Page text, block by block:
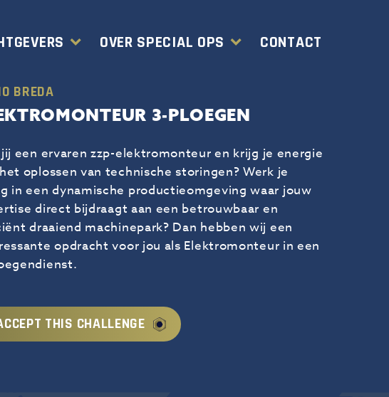
OVER SPECIAL OPS CONTACT
BREDA
3-PLOEGEN
een ervaren zzp-elektromonteur en krijg je energie
oplossen van technische storingen? Werk je
in een dynamische productieomgeving waar jouw
direct bijdraagt aan een betrouwbaar en
draaiend machinepark? Dan hebben wij een
opdracht voor jou als Elektromonteur in een
THIS CHALLENGE